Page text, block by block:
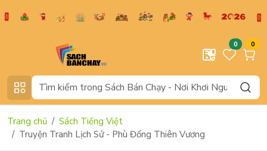
0 0
Trang chủ
Sách Tiếng Việt
Truyện Tranh Lịch Sử - Phù Đổng Thiên Vương